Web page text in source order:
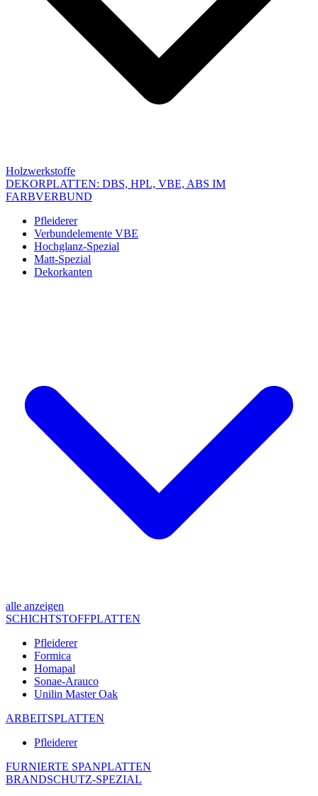
Holzwerkstoffe
DEKORPLATTEN: DBS, HPL, VBE, ABS IM
FARBVERBUND
Pfleiderer
Verbundelemente VBE
Hochglanz-Spezial
Matt-Spezial
Dekorkanten
alle anzeigen
SCHICHTSTOFFPLATTEN
Pfleiderer
Formica
Homapal
Sonae-Arauco
Unilin Master Oak
ARBEITSPLATTEN
Pfleiderer
FURNIERTE SPANPLATTEN
BRANDSCHUTZ-SPEZIAL